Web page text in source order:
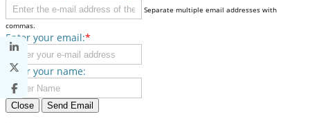
Separate multiple email addresses with
commas.
Enter your email:*
Enter your name:
Close Send Email